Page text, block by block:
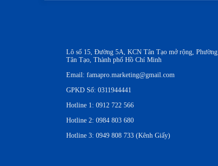
Lô số 15, Đường 5A, KCN Tân Tạo mở rộng, Phường
Tân Tạo, Thành phố Hồ Chí Minh
Email: famapro.marketing@gmail.com
GPKD Số: 0311944441
Hotline 1: 0912 722 566
Hotline 2: 0984 803 680
Hotline 3: 0949 808 733 (Kênh Giấy)